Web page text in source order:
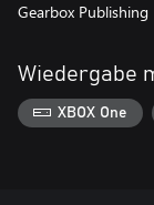
Gearbox Publishing
Wiedergabe
XBOX One